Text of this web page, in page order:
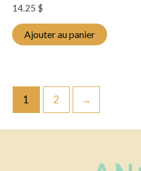
14.25 $
Ajouter au panier
1 2 →